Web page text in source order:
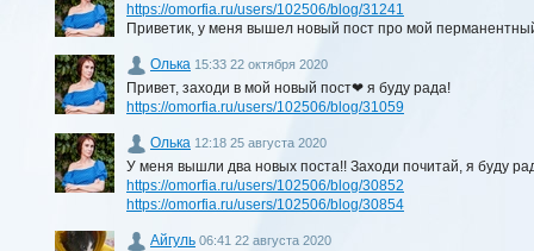
https://omorfia.ru/users/102506/blog/31241
Приветик, у меня вышел новый пост про мой
Олька 15:33 22 октября 2020
Привет, заходи в мой новый пост❤ я буду рада!
https://omorfia.ru/users/102506/blog/31059
Олька 12:18 25 августа 2020
У меня вышли два новых поста!! Заходи почитай, я буду
https://omorfia.ru/users/102506/blog/30852
https://omorfia.ru/users/102506/blog/30854
Айгуль 06:41 22 августа 2020